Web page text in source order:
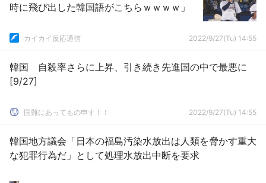
時に飛び出した韓国語がこちらｗｗｗｗ」
カイカイ反応通信 2022/9/27(Tu) 14:55
韓国 自殺率さらに上昇、引き続き先進国の中で最悪に
[9/27]
国難にあってもの申す！！ 2022/9/27(Tu) 14:55
韓国地方議会「日本の福島汚染水放出は人類を脅かす重大
な犯罪行為だ」として処理水放出中断を要求